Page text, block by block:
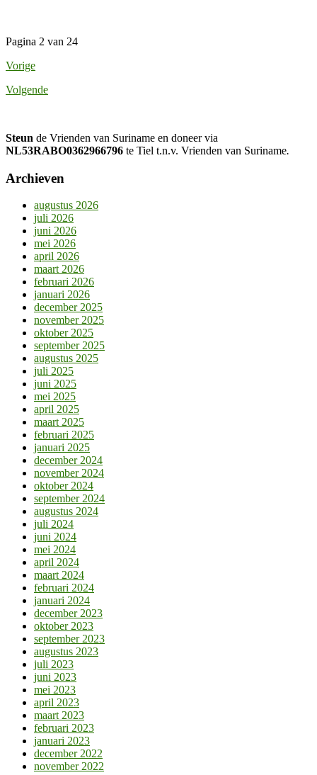
Pagina 2 van 24
Vorige
Volgende
Steun de Vrienden van Suriname en doneer via
NL53RABO0362966796 te Tiel t.n.v. Vrienden van Suriname.
Archieven
augustus 2026
juli 2026
juni 2026
mei 2026
april 2026
maart 2026
februari 2026
januari 2026
december 2025
november 2025
oktober 2025
september 2025
augustus 2025
juli 2025
juni 2025
mei 2025
april 2025
maart 2025
februari 2025
januari 2025
december 2024
november 2024
oktober 2024
september 2024
augustus 2024
juli 2024
juni 2024
mei 2024
april 2024
maart 2024
februari 2024
januari 2024
december 2023
oktober 2023
september 2023
augustus 2023
juli 2023
juni 2023
mei 2023
april 2023
maart 2023
februari 2023
januari 2023
december 2022
november 2022